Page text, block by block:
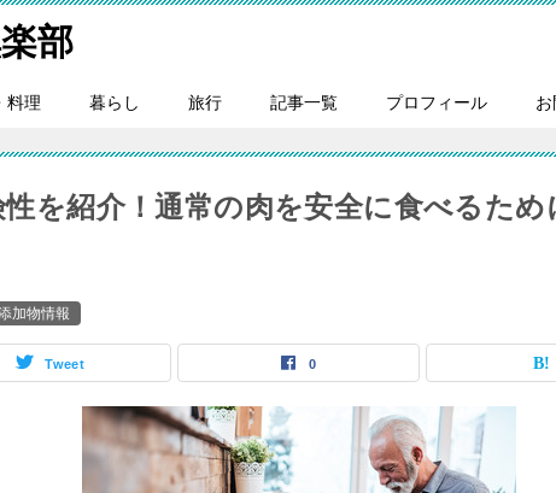
部
料理 暮らし 旅行 記事一覧 プロフィール
を紹介！通常の肉を安全に食べるため
加物情報
Tweet 0